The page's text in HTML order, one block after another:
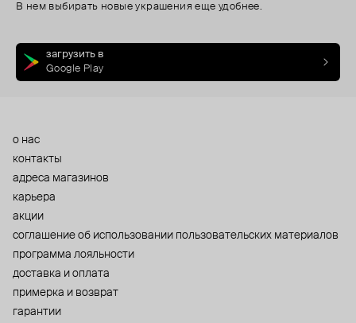
В нем выбирать новые украшения еще удобнее.
загрузить в
Google Play
о нас
контакты
адреса магазинов
карьера
акции
cоглашение об использовании пользовательских материалов
программа лояльности
доставка и оплата
примерка и возврат
гарантии